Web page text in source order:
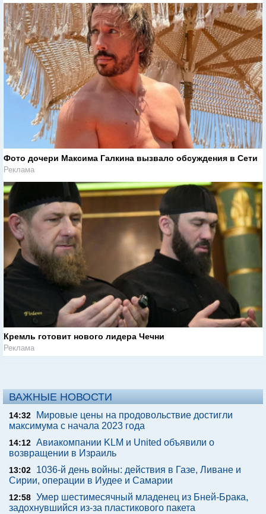
Фото дочери Максима Галкина вызвало обсуждения в Сети
Реклама
Кремль готовит нового лидера Чечни
Реклама
ВАЖНЫЕ НОВОСТИ
14:32
Мировые цены на продовольствие достигли
максимума с начала 2023 года
14:12 Авиакомпании KLM и United объявили о
возвращении в Израиль
13:02
1036-й день войны: действия в Газе, Ливане и
Сирии, операции в Иудее и Самарии
12:58 Умер шестимесячный младенец из Бней-Брака,
задохнувшийся из-за пластикового пакета